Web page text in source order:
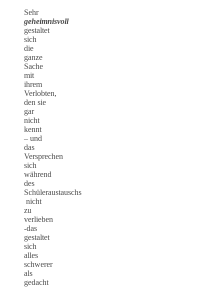
Sehr
geheimnisvoll
gestaltet
sich
die
ganze
Sache
mit
ihrem
Verlobten,
den sie
gar
nicht
kennt
– und
das
Versprechen
sich
während
des
Schüleraustauschs
nicht
zu
verlieben
-das
gestaltet
sich
alles
schwerer
als
gedacht